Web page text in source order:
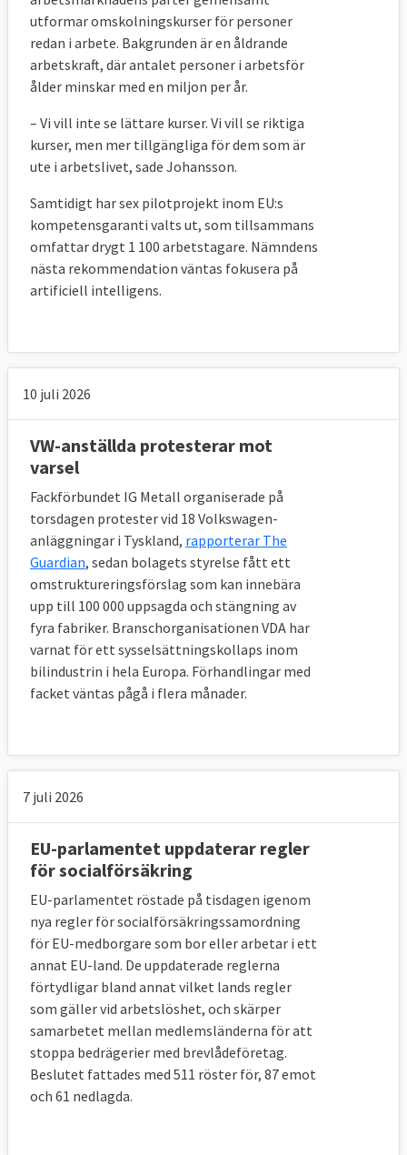
rekommendationer till medlemsländerna
gällande deras ekonomiska styrning.
Enligt fördraget ochbeslut i ministerrådet
ska EU:s ledare träffa arbetsmarknadens
parter två gånger per år för att diskutera
frågor som exempelvis tillväxt och
sysselsättning. Det kallas för sociala
EU-toppmöten i mars och oktober.
Vid bordet sitter då bland andra 20
representanter från fack- och
arbetsgivarsidan samt Europeiska rådets
och stats- och regeringschefen från det
Arbetsmarknadens nationella parter, från
Sverige deltar åtta personer, finns också
representerade i Europeiska ekonomiska
och sociala kommittén,EESK. Den är ett
rådgivande organ till EU-kommissionen och
behandlar de flesta stora EU-frågor inom
sitt område.
Sedan finns alltid en möjlig och viktig
påverkan genom politiska kanaler för att nå
fram till den lagstiftande EU-makten:
regeringarna i ministerrådet och
Europaparlamentarikerna. Även EU-
lagförslag är ett viktigt mål för påverkan
inom EU.
5. Vilka är arbetsmarknadens parter på
EU-nivå?
De europeiska arbetsmarknadsparterna är
Löntagare:
Europafacket (EFS)
Svenska medlemmar: LO, TCO och SACO.
Eurocadres – Rådet för europeiska chefer &
utformar omskolningskurser för personer
redan i arbete. Bakgrunden är en åldrande
arbetskraft, där antalet personer i arbetsför
ålder minskar med en miljon per år.
– Vi vill inte se lättare kurser. Vi vill se riktiga
kurser, men mer tillgängliga för dem som är
ute i arbetslivet, sade Johansson.
Samtidigt har sex pilotprojekt inom EU:s
kompetensgaranti valts ut, som tillsammans
omfattar drygt 1 100 arbetstagare. Nämndens
nästa rekommendation väntas fokusera på
artificiell intelligens.
10 juli 2026
VW-anställda protesterar mot
varsel
Fackförbundet IG Metall organiserade på
torsdagen protester vid 18 Volkswagen-
anläggningar i Tyskland, rapporterar The
Guardian, sedan bolagets styrelse fått ett
omstruktureringsförslag som kan innebära
upp till 100 000 uppsagda och stängning av
fyra fabriker. Branschorganisationen VDA har
varnat för ett sysselsättningskollaps inom
bilindustrin i hela Europa. Förhandlingar med
facket väntas pågå i flera månader.
7 juli 2026
EU-parlamentet uppdaterar regler
för socialförsäkring
EU-parlamentet röstade på tisdagen igenom
nya regler för socialförsäkringssamordning
för EU-medborgare som bor eller arbetar i ett
annat EU-land. De uppdaterade reglerna
förtydligar bland annat vilket lands regler
som gäller vid arbetslöshet, och skärper
samarbetet mellan medlemsländerna för att
stoppa bedrägerier med brevlådeföretag.
Beslutet fattades med 511 röster för, 87 emot
och 61 nedlagda.